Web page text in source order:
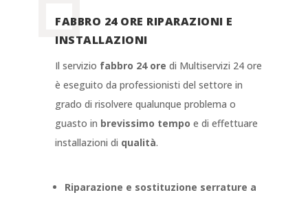
FABBRO 24 ORE RIPARAZIONI E
INSTALLAZIONI
Il servizio fabbro 24 ore di Multiservizi 24 ore
è eseguito da professionisti del settore in
grado di risolvere qualunque problema o
guasto in brevissimo tempo e di effettuare
installazioni di qualità.
Riparazione e sostituzione serrature a